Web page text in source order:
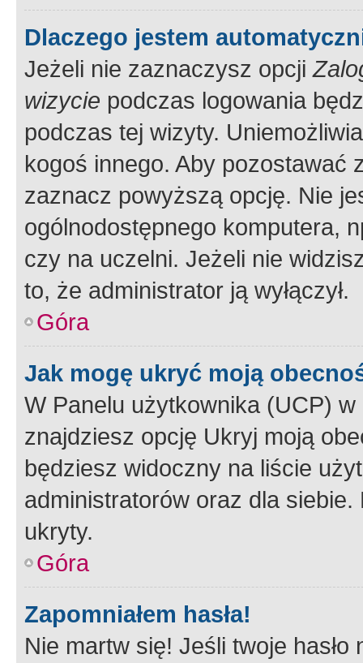
Dlaczego jestem
Jeżeli nie zaznaczysz opcji
wizycie podczas logowania
podczas tej wizyty.
kogoś innego. Aby pozostawać
zaznacz powyższą opcję. Nie
ogólnodostępnego komputera,
czy na uczelni. Jeżeli nie
to, że administrator ją wyłączył.
Góra
Jak mogę ukryć moją
W Panelu użytkownika (UCP) w
znajdziesz opcję Ukryj moją
będziesz widoczny na liście
administratorów oraz dla
ukryty.
Góra
Zapomniałem hasła!
Nie martw się! Jeśli twoje